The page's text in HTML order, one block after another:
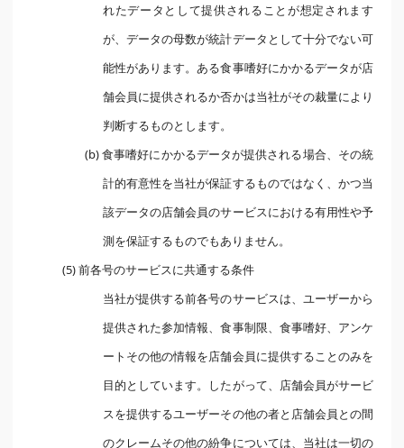
れたデータとして提供されることが想定されます
が、データの母数が統計データとして十分でない可
能性があります。ある食事嗜好にかかるデータが店
舗会員に提供されるか否かは当社がその裁量により
判断するものとします。
(b) 食事嗜好にかかるデータが提供される場合、その統
計的有意性を当社が保証するものではなく、かつ当
該データの店舗会員のサービスにおける有用性や予
測を保証するものでもありません。
(5) 前各号のサービスに共通する条件
当社が提供する前各号のサービスは、ユーザーから
提供された参加情報、食事制限、食事嗜好、アンケ
ートその他の情報を店舗会員に提供することのみを
目的としています。したがって、店舗会員がサービ
スを提供するユーザーその他の者と店舗会員との間
のクレームその他の紛争については、当社は一切の